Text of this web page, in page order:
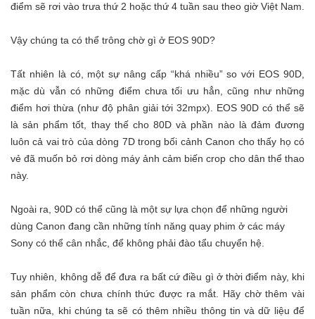
điểm sẽ rơi vào trưa thứ 2 hoặc thứ 4 tuần sau theo giờ Việt Nam.
Vậy chúng ta có thể trông chờ gì ở EOS 90D?
Tất nhiên là có, một sự nâng cấp “khá nhiều” so với EOS 90D,
mặc dù vẫn có những điểm chưa tối ưu hẳn, cũng như những
điểm hơi thừa (như độ phân giải tới 32mpx). EOS 90D có thể sẽ
là sản phẩm tốt, thay thế cho 80D và phần nào là đảm đương
luôn cả vai trò của dòng 7D trong bối cảnh Canon cho thấy họ có
vẻ đã muốn bỏ rơi dòng máy ảnh cảm biến crop cho dân thể thao
này.
Ngoài ra, 90D có thể cũng là một sự lựa chọn để những người
dùng Canon đang cần những tính năng quay phim ở các máy
Sony có thể cân nhắc, để không phải đào tẩu chuyển hệ.
Tuy nhiên, không dễ để đưa ra bất cứ điều gì ở thời điểm này, khi
sản phẩm còn chưa chính thức được ra mắt. Hãy chờ thêm vài
tuần nữa, khi chúng ta sẽ có thêm nhiều thông tin và dữ liệu để